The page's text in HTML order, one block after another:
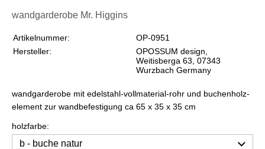
wandgarderobe Mr. Higgins
Artikelnummer:
OP-0951
Hersteller:
OPOSSUM design,
Weitisberga 63, 07343
Wurzbach Germany
wandgarderobe mit edelstahl-vollmaterial-rohr und buchenholz-
element zur wandbefestigung ca 65 x 35 x 35 cm
holzfarbe: